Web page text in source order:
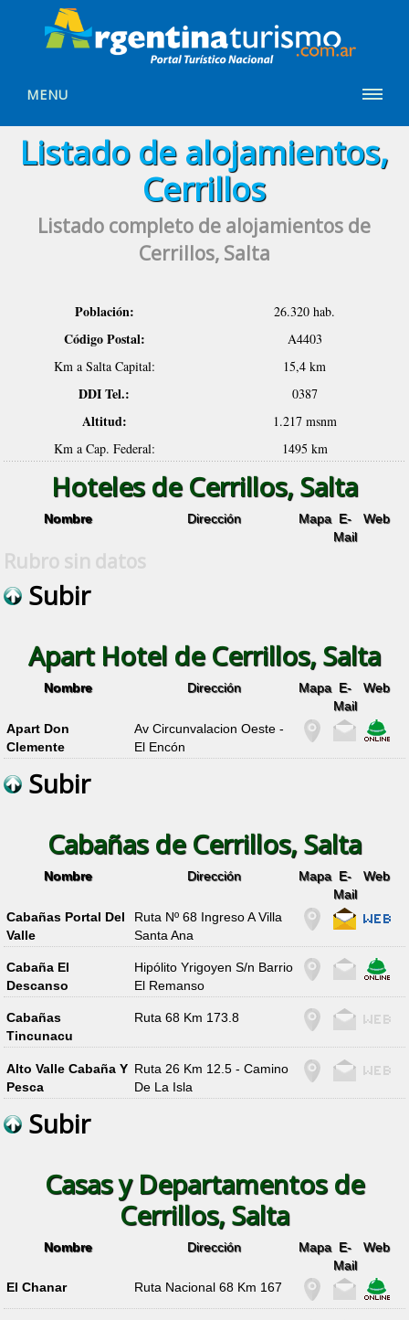
MENU
Listado de alojamientos,
Cerrillos
Listado completo de alojamientos de
Cerrillos, Salta
Población: 26.320 hab.
Código Postal:
A4403
Km a Salta Capital:
15,4 km
DDI Tel.: 0387
Altitud:
1.217 msnm
Km a Cap. Federal:
1495 km
Hoteles de Cerrillos, Salta
Nombre Dirección Mapa E-
Mail
Web
Rubro sin datos
Subir
Apart Hotel de Cerrillos, Salta
Nombre Dirección Mapa E-
Mail
Web
Apart Don
Clemente
Av Circunvalacion Oeste -
El Encón
Subir
Cabañas de Cerrillos, Salta
Nombre Dirección Mapa E-
Mail
Web
Cabañas Portal Del
Valle
Ruta Nº 68 Ingreso A Villa
Santa Ana
Cabaña El
Descanso
Hipólito Yrigoyen S/n Barrio
El Remanso
Cabañas
Tincunacu
Ruta 68 Km 173.8
Alto Valle Cabaña Y
Pesca
Ruta 26 Km 12.5 - Camino
De La Isla
Subir
Casas y Departamentos de
Cerrillos, Salta
Nombre Dirección Mapa E-
Mail
Web
El Chanar Ruta Nacional 68 Km 167